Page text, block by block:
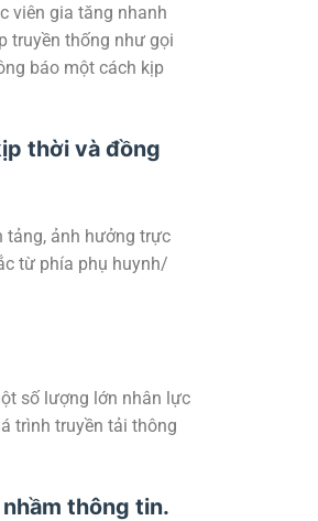
viên gia tăng nhanh
truyền thống như gọi
báo một cách kịp
thời và đồng
tảng, ảnh hưởng trực
từ phía phụ huynh/
số lượng lớn nhân lực
trình truyền tải thông
thông tin.